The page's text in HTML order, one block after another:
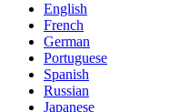
English
French
German
Portuguese
Spanish
Russian
Japanese